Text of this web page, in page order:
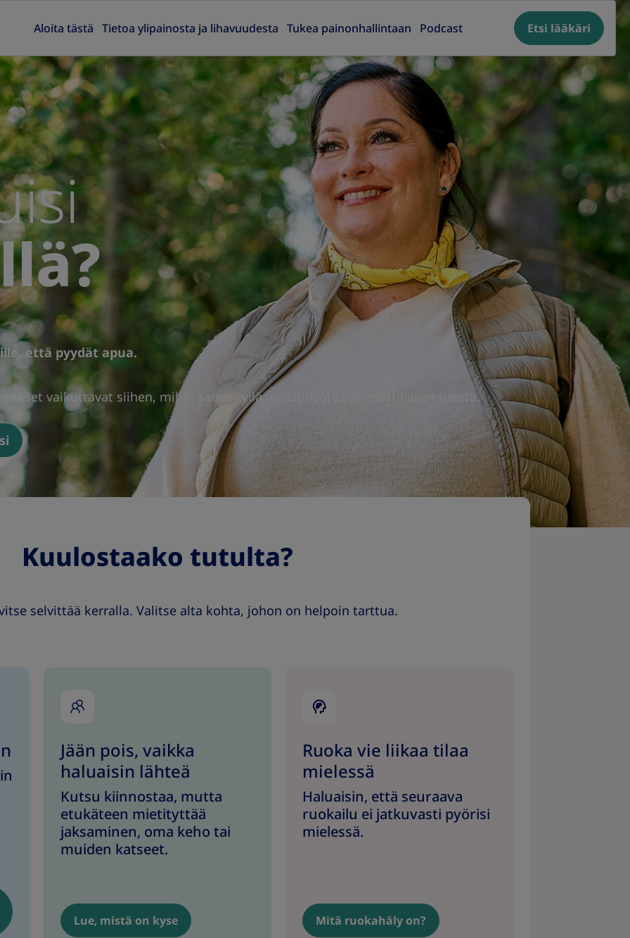
Aloita tästä Tietoa ylipainosta ja lihavuudesta Tukea painonhallintaan Podcast Etsi lääkäri
että pyydät apua.
vaikuttavat siihen, mihin sanot kyllä, voisit hyötyä ammattilaisen tuesta.
Kuulostaako tutulta?
selvittää kerralla. Valitse alta kohta, johon on helpoin tarttua.
Jään pois, vaikka
haluaisin lähteä
Kutsu kiinnostaa, mutta
etukäteen mietityttää
jaksaminen, oma keho tai
muiden katseet.
Lue, mistä on kyse
Ruoka vie liikaa tilaa
mielessä
Haluaisin, että seuraava
ruokailu ei jatkuvasti pyörisi
mielessä.
Mitä ruokahäly on?